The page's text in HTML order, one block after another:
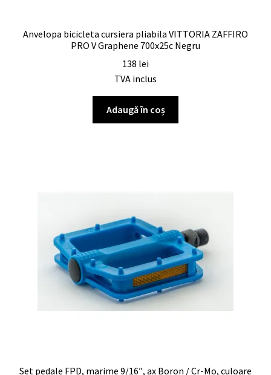
Anvelopa bicicleta cursiera pliabila VITTORIA ZAFFIRO
PRO V Graphene 700x25c Negru
138 lei
TVA inclus
Adaugă în coș
Set pedale FPD, marime 9/16″, ax Boron / Cr-Mo, culoare